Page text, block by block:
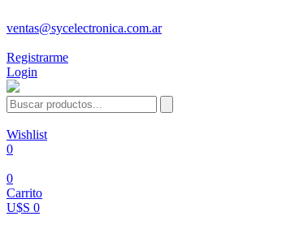
ventas@sycelectronica.com.ar
Registrarme
Login
Wishlist
0
0
Carrito
U$S 0